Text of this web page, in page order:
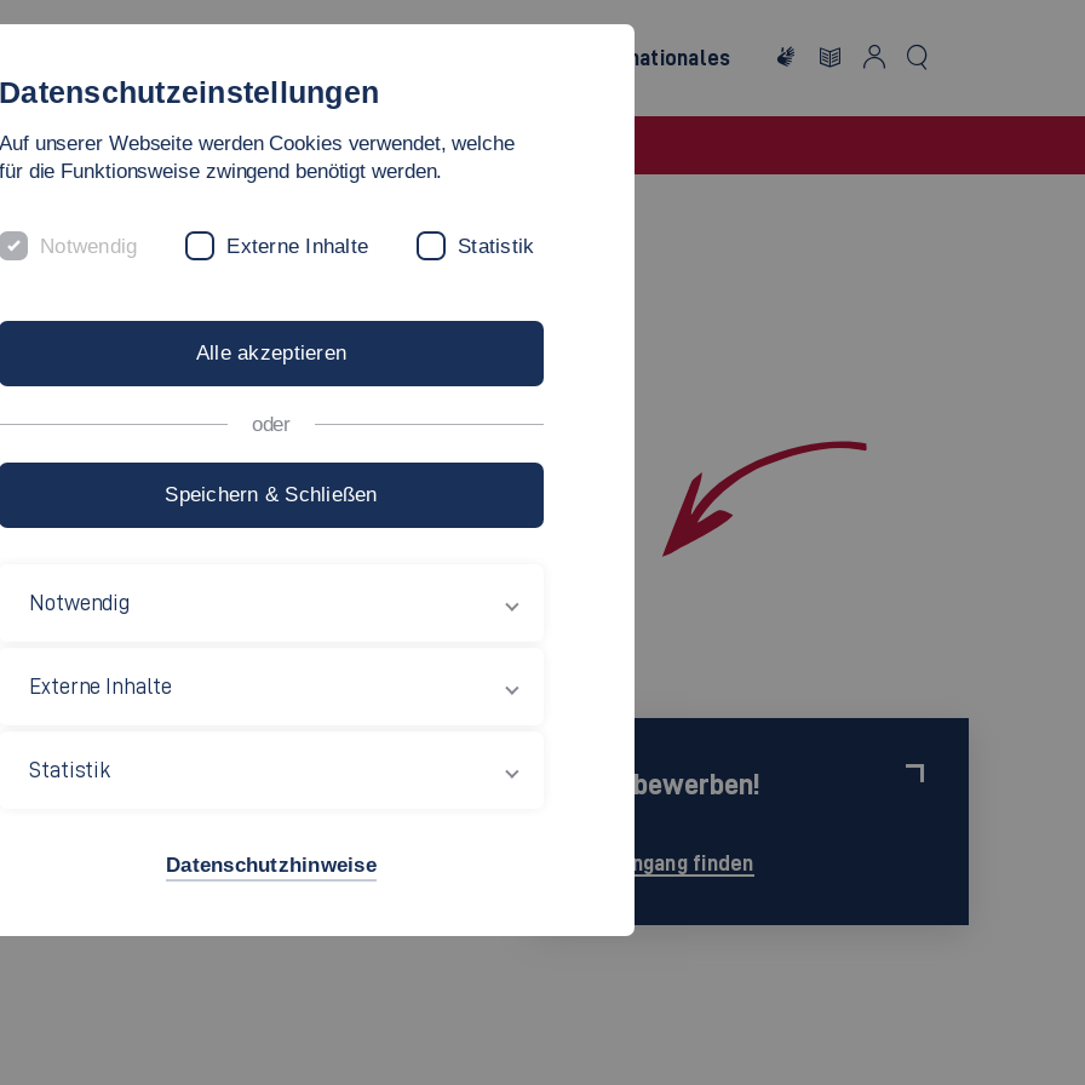
Internationales
2027
Jetzt bewerben!
Studiengang finden
Datenschutzeinstellungen
Auf unserer Webseite werden Cookies verwendet, welche
für die Funktionsweise zwingend benötigt werden.
Notwendig Externe Inhalte Statistik
Alle akzeptieren
oder
Speichern & Schließen
Notwendig
Externe Inhalte
Statistik
Datenschutzhinweise